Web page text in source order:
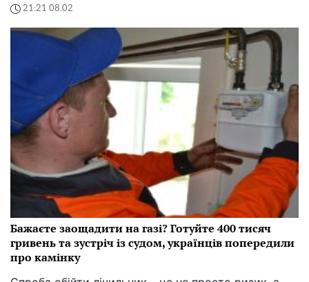
21:21 08.02
Бажаєте заощадити на газі? Готуйте 400 тисяч
гривень та зустріч із судом, українців попередили
про камінку